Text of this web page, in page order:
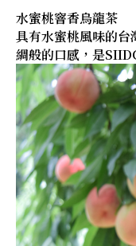
水蜜桃窨香烏龍茶
具有水蜜桃風味的
綢般的口感，是